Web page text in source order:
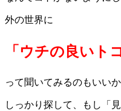
外の世界に
「ウチの良いト
って聞いてみるのもいい
しっかり探して、もし「